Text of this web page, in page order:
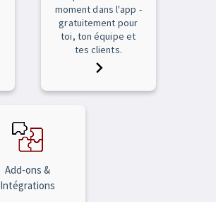
moment dans l'app -
gratuitement pour
toi, ton équipe et
tes clients.
Add-ons &
Intégrations